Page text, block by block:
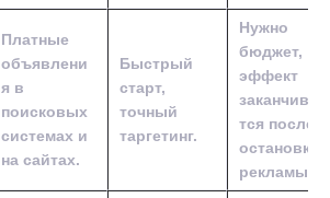
Платные
объявлени
я в
поисковых
системах и
на сайтах.
Быстрый
старт,
точный
таргетинг.
Нужно
бюджет,
эффект
заканчивае
тся после
остановки
рекламы.